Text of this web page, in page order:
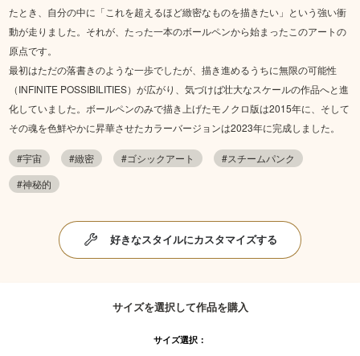
たとき、自分の中に「これを超えるほど緻密なものを描きたい」という強い衝
動が走りました。それが、たった一本のボールペンから始まったこのアートの
原点です。
最初はただの落書きのような一歩でしたが、描き進めるうちに無限の可能性
（INFINITE POSSIBILITIES）が広がり、気づけば壮大なスケールの作品へと進
化していました。ボールペンのみで描き上げたモノクロ版は2015年に、そして
その魂を色鮮やかに昇華させたカラーバージョンは2023年に完成しました。
#宇宙 #緻密 #ゴシックアート
#スチームパンク
#神秘的
好きなスタイルにカスタマイズする
サイズを選択して作品を購入
サイズ選択：